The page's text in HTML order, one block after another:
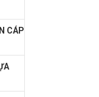
CÁP